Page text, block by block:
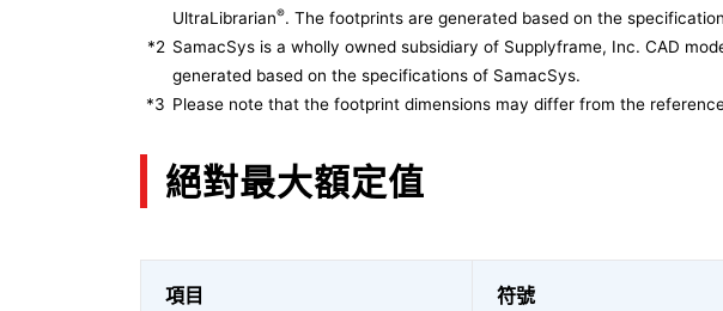
UltraLibrarian®. The footprints are generated based on the
*2 SamacSys is a wholly owned subsidiary of Supplyframe, Inc. CAD
generated based on the specifications of SamacSys.
*3 Please note that the footprint dimensions may differ from the
絕對最大額定值
項目 符號